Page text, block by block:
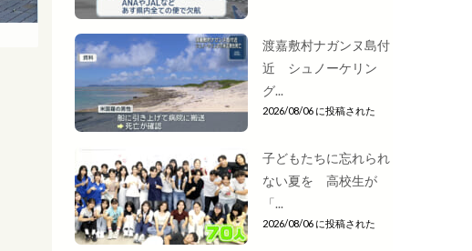
渡嘉敷村ナガンヌ島付
近 シュノーケリン
グ...
2026/08/06 に投稿された
子どもたちに忘れられ
ない夏を 高校生が
「...
2026/08/06 に投稿された